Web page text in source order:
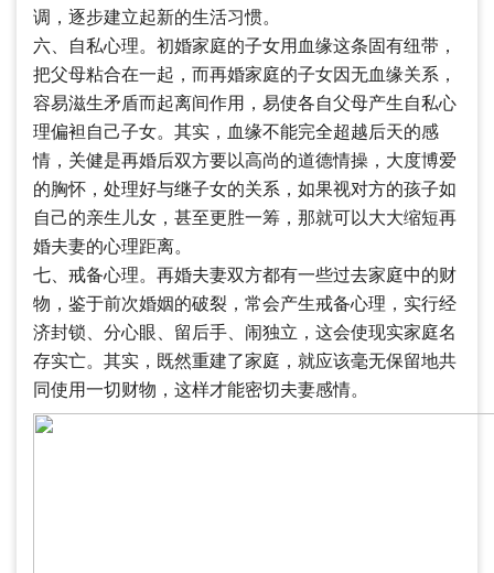
调，逐步建立起新的生活习惯。
六、自私心理。初婚家庭的子女用血缘这条固有纽带，
把父母粘合在一起，而再婚家庭的子女因无血缘关系，
容易滋生矛盾而起离间作用，易使各自父母产生自私心
理偏袒自己子女。其实，血缘不能完全超越后天的感
情，关健是再婚后双方要以高尚的道德情操，大度博爱
的胸怀，处理好与继子女的关系，如果视对方的孩子如
自己的亲生儿女，甚至更胜一筹，那就可以大大缩短再
婚夫妻的心理距离。
七、戒备心理。再婚夫妻双方都有一些过去家庭中的财
物，鉴于前次婚姻的破裂，常会产生戒备心理，实行经
济封锁、分心眼、留后手、闹独立，这会使现实家庭名
存实亡。其实，既然重建了家庭，就应该毫无保留地共
同使用一切财物，这样才能密切夫妻感情。